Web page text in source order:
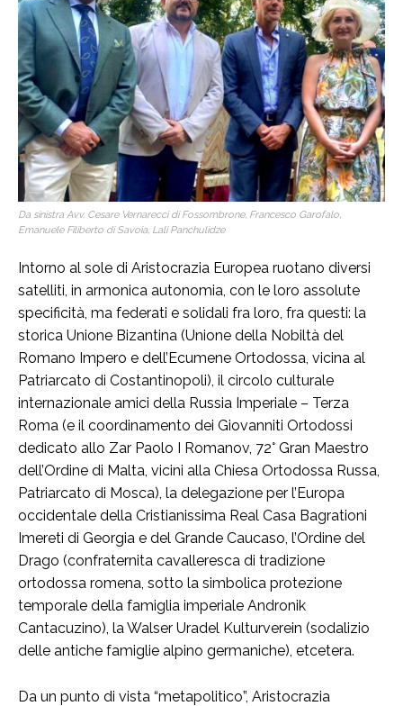
Da sinistra Avv. Cesare Vernarecci di Fossombrone, Francesco Garofalo,
Emanuele Filiberto di Savoia, Lali Panchulidze
Intorno al sole di Aristocrazia Europea ruotano diversi
satelliti, in armonica autonomia, con le loro assolute
specificità, ma federati e solidali fra loro, fra questi: la
storica Unione Bizantina (Unione della Nobiltà del
Romano Impero e dell’Ecumene Ortodossa, vicina al
Patriarcato di Costantinopoli), il circolo culturale
internazionale amici della Russia Imperiale – Terza
Roma (e il coordinamento dei Giovanniti Ortodossi
dedicato allo Zar Paolo I Romanov, 72° Gran Maestro
dell’Ordine di Malta, vicini alla Chiesa Ortodossa Russa,
Patriarcato di Mosca), la delegazione per l’Europa
occidentale della Cristianissima Real Casa Bagrationi
Imereti di Georgia e del Grande Caucaso, l’Ordine del
Drago (confraternita cavalleresca di tradizione
ortodossa romena, sotto la simbolica protezione
temporale della famiglia imperiale Andronik
Cantacuzino), la Walser Uradel Kulturverein (sodalizio
delle antiche famiglie alpino germaniche), etcetera.
Da un punto di vista “metapolitico”, Aristocrazia